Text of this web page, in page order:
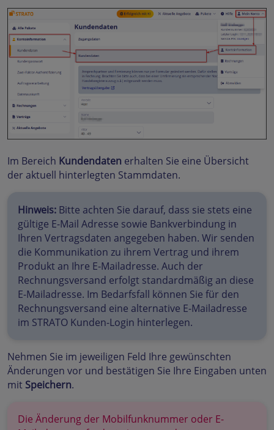
Im Bereich Kundendaten erhalten Sie eine Übersicht
der aktuell hinterlegten Stammdaten.
Hinweis: Bitte achten Sie darauf, dass sie stets eine
gültige E-Mail Adresse sowie Bankverbindung in
Ihren Vertragsdaten angegeben haben. Wir senden
die Kommunikation zu ihrem Vertrag und ihrem
Produkt an Ihre E-Mailadresse. Auch der
Rechnungsversand erfolgt standardmäßig an diese
E-Mailadresse. Im Bedarfsfall können Sie für den
Rechnungsversand eine alternative E-Mailadresse
im STRATO Kunden-Login hinterlegen.
Nehmen Sie im jeweiligen Feld Ihre gewünschten
Änderungen vor und bestätigen Sie Ihre Eingaben unten
mit Speichern.
Die Änderung der Mobilfunknummer oder E-